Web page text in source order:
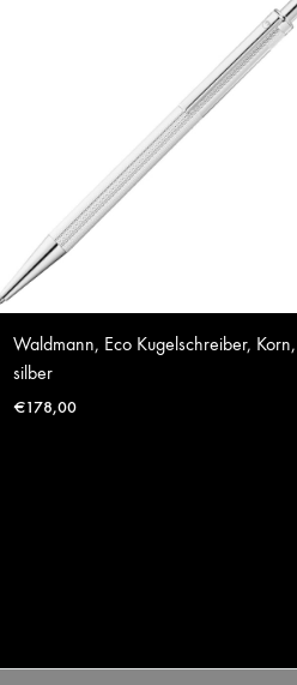
Waldmann, Eco Kugelschreiber, Korn,
silber
€178,00